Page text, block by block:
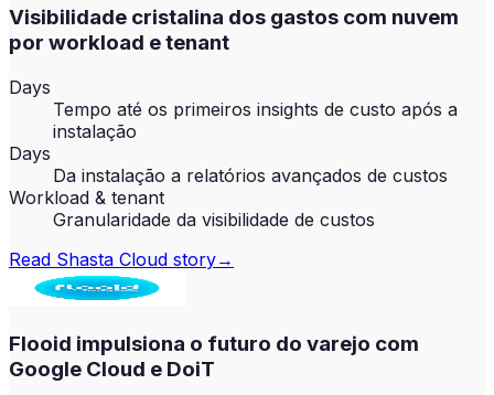
Visibilidade cristalina dos gastos com nuvem
por workload e tenant
Days
Tempo até os primeiros insights de custo após a
instalação
Days
Da instalação a relatórios avançados de custos
Workload & tenant
Granularidade da visibilidade de custos
Read Shasta Cloud story→
Flooid impulsiona o futuro do varejo com
Google Cloud e DoiT